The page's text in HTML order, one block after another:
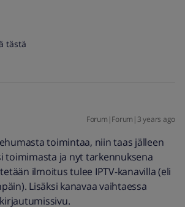
tästä
Forum|Forum|3 years ago
toimintaa, niin taas jälleen
toimimasta ja nyt tarkennuksena
ilmoitus tulee IPTV-kanavilla (eli
Lisäksi kanavaa vaihtaessa